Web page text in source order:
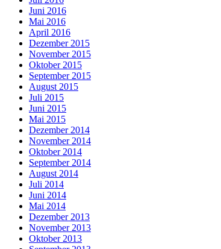
Juni 2016
Mai 2016
April 2016
Dezember 2015
November 2015
Oktober 2015
September 2015
August 2015
Juli 2015
Juni 2015
Mai 2015
Dezember 2014
November 2014
Oktober 2014
September 2014
August 2014
Juli 2014
Juni 2014
Mai 2014
Dezember 2013
November 2013
Oktober 2013